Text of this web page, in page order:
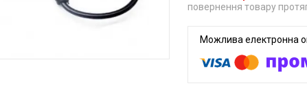
повернення товару